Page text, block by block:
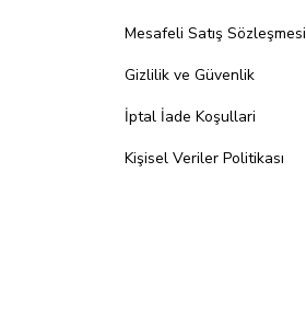
Mesafeli Satış Sözleşmesi
Gizlilik ve Güvenlik
İptal İade Koşullari
Kişisel Veriler Politikası